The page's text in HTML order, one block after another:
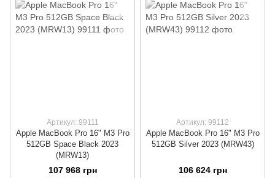
Артикул: 99111
Apple MacBook Pro 16" M3 Pro
512GB Space Black 2023
(MRW13)
107 968 грн
Артикул: 99112
Apple MacBook Pro 16" M3 Pro
512GB Silver 2023 (MRW43)
106 624 грн